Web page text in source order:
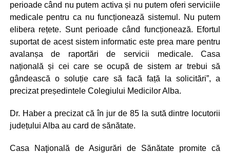
perioade când nu putem activa și nu putem oferi serviciile
medicale pentru ca nu funcționează sistemul. Nu putem
elibera rețete. Sunt perioade când funcționează. Efortul
suportat de acest sistem informatic este prea mare pentru
avalanșa de raportări de servicii medicale. Casa
națională și cei care se ocupă de sistem ar trebui să
gândească o soluție care să facă față la solicitări”, a
precizat președintele Colegiului Medicilor Alba.
Dr. Haber a precizat că în jur de 85 la sută dintre locutorii
județului Alba au card de sănătate.
Casa Naţională de Asigurări de Sănătate promite că